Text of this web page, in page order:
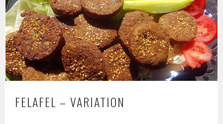
FELAFEL – VARIATION